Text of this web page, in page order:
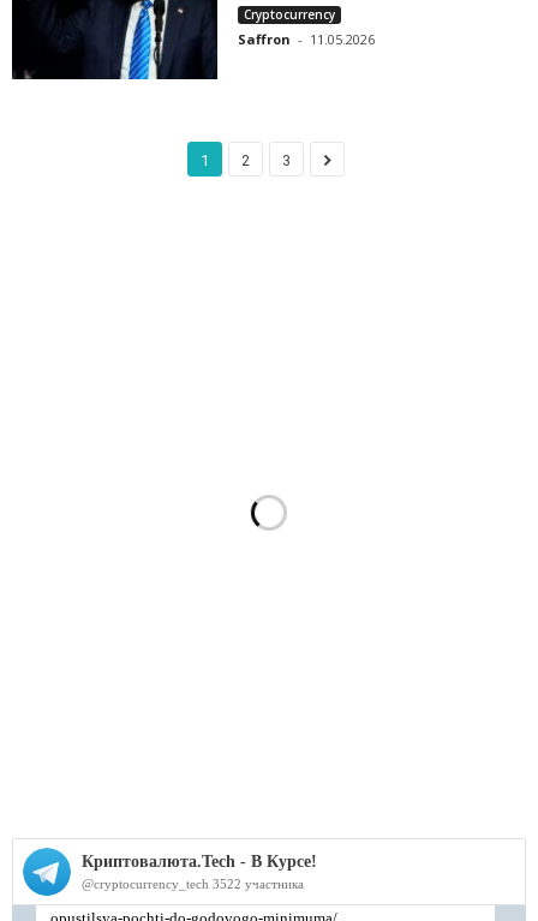
Cryptocurrency
Saffron - 11.05.2026
1 2 3